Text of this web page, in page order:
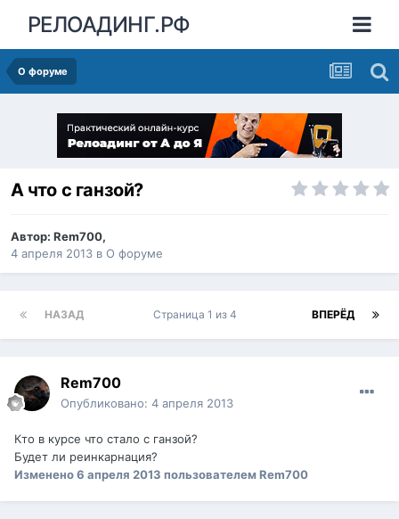
РЕЛОАДИНГ.РФ
О форуме
А что с ганзой?
Автор: Rem700,
4 апреля 2013 в О форуме
НАЗАД ВПЕРЁД
Страница 1 из 4
Rem700
Опубликовано: 4 апреля 2013
Кто в курсе что стало с ганзой?
Будет ли реинкарнация?
Изменено6 апреля 2013 пользователем Rem700